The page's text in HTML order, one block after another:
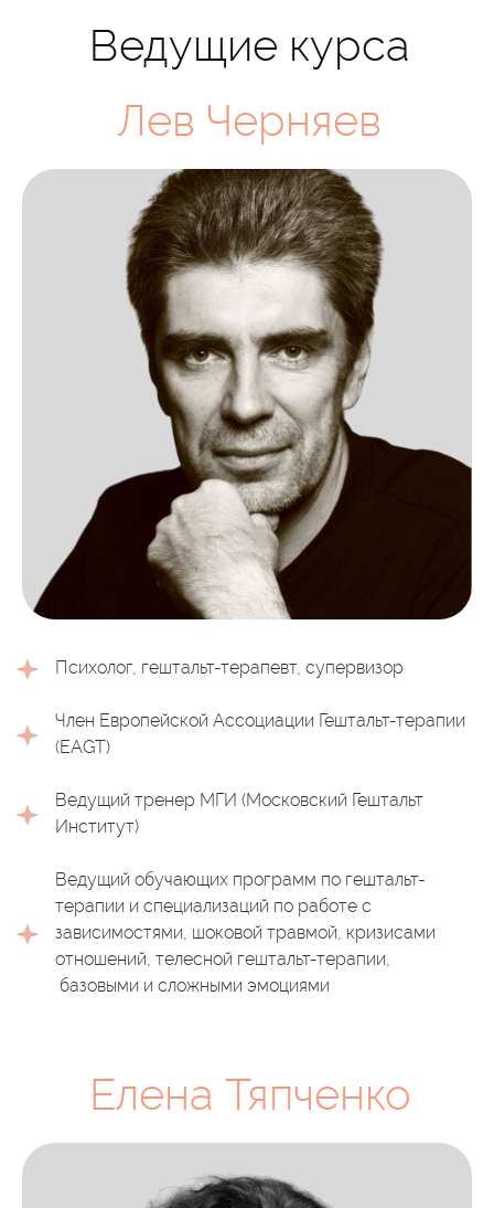
Ведущие курса
Лев Черняев
Психолог, гештальт-терапевт, супервизор
Член Европейской Ассоциации Гештальт-терапии
(EAGT)
Ведущий тренер МГИ (Московский Гештальт
Институт)
Ведущий обучающих программ по гештальт-
терапии и специализаций по работе с
зависимостями, шоковой травмой, кризисами
отношений, телесной гештальт-терапии,
базовыми и сложными эмоциями
Елена Тяпченко